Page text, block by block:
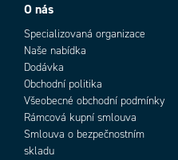
O nás
Specializovaná organizace
Naše nabídka
Dodávka
Obchodní politika
Všeobecné obchodní podmínky
Rámcová kupní smlouva
Smlouva o bezpečnostním
skladu